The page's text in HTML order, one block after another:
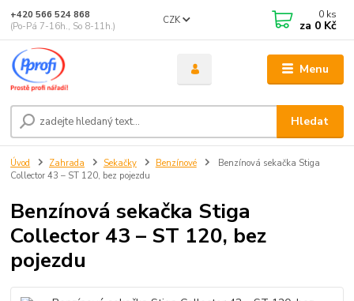
Menu
CZK
Hledat
+420 566 524 868
(Po-Pá 7-16h., So 8-11h.)
0 ks
za 0 Kč
Úvod Zahrada Sekačky Benzínové
Benzínová sekačka Stiga
Collector 43 – ST 120, bez pojezdu
Benzínová sekačka Stiga
Collector 43 – ST 120, bez
pojezdu